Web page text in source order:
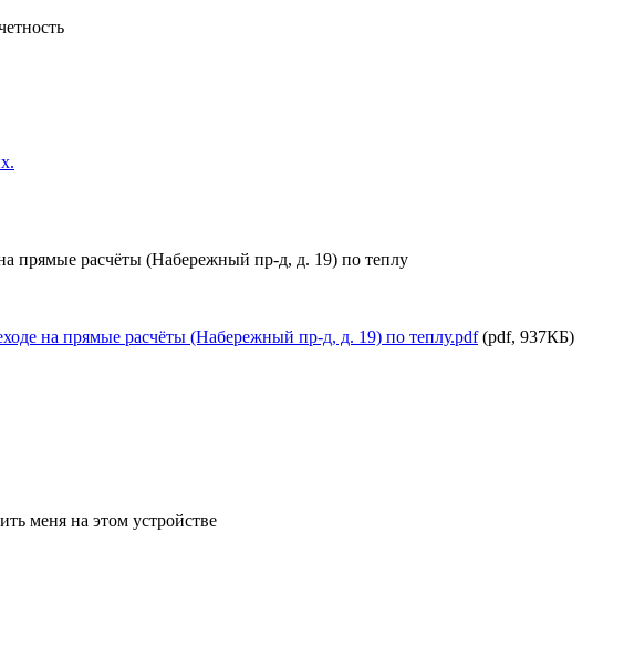
прямые расчёты (Набережный пр-д, д. 19) по теплу
на прямые расчёты (Набережный пр-д, д. 19) по теплу.pdf(pdf, 937КБ)
меня на этом устройстве